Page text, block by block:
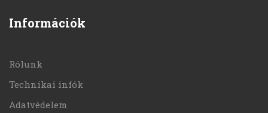
Információk
Rólunk
Technikai infók
Adatvédelem